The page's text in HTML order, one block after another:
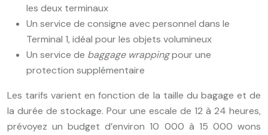
les deux terminaux
Un service de consigne avec personnel dans le
Terminal 1, idéal pour les objets volumineux
Un service de baggage wrappingpour une
protection supplémentaire
Les tarifs varient en fonction de la taille du bagage et de
la durée de stockage. Pour une escale de 12 à 24 heures,
prévoyez un budget d’environ 10 000 à 15 000 wons